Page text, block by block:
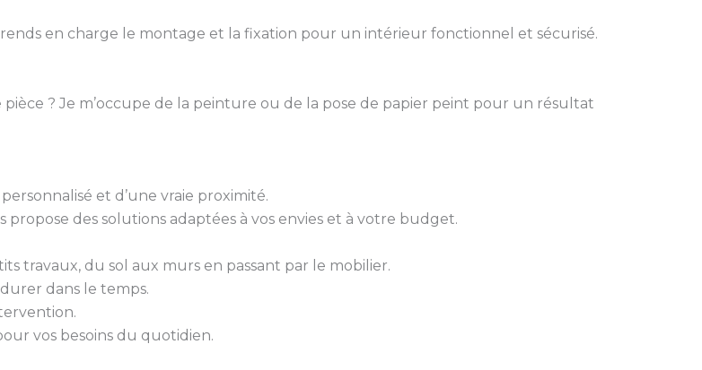
en charge le montage et la fixation pour un intérieur fonctionnel et sécurisé.
? Je m’occupe de la peinture ou de la pose de papier peint pour un résultat
et d’une vraie proximité.
des solutions adaptées à vos envies et à votre budget.
travaux, du sol aux murs en passant par le mobilier.
dans le temps.
vos besoins du quotidien.